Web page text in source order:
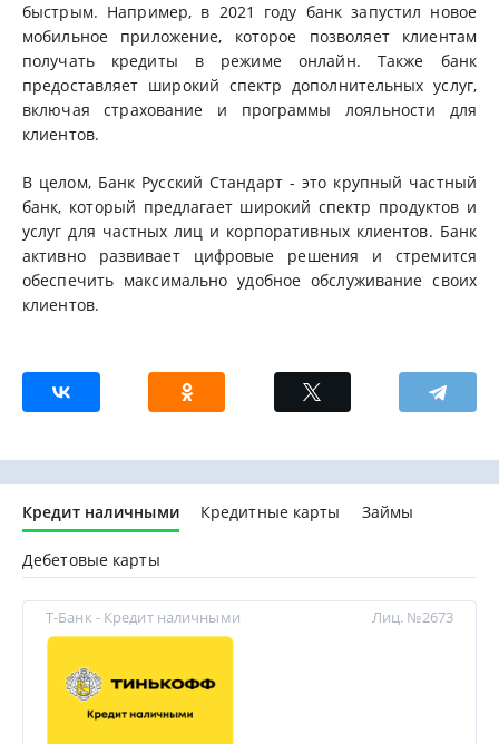
быстрым. Например, в 2021 году банк запустил новое
мобильное приложение, которое позволяет клиентам
получать кредиты в режиме онлайн. Также банк
предоставляет широкий спектр дополнительных услуг,
включая страхование и программы лояльности для
клиентов.
В целом, Банк Русский Стандарт - это крупный частный
банк, который предлагает широкий спектр продуктов и
услуг для частных лиц и корпоративных клиентов. Банк
активно развивает цифровые решения и стремится
обеспечить максимально удобное обслуживание своих
клиентов.
Кредит наличными Кредитные карты Займы
Дебетовые карты
Т-Банк - Кредит наличными Лиц. №2673